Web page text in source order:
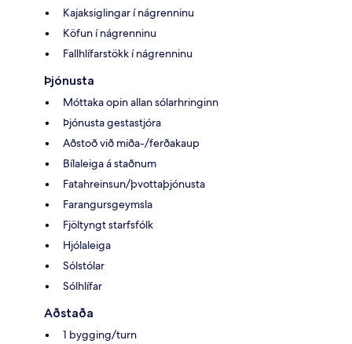
Kajaksiglingar í nágrenninu
Köfun í nágrenninu
Fallhlífarstökk í nágrenninu
Þjónusta
Móttaka opin allan sólarhringinn
Þjónusta gestastjóra
Aðstoð við miða-/ferðakaup
Bílaleiga á staðnum
Fatahreinsun/þvottaþjónusta
Farangursgeymsla
Fjöltyngt starfsfólk
Hjólaleiga
Sólstólar
Sólhlífar
Aðstaða
1 bygging/turn